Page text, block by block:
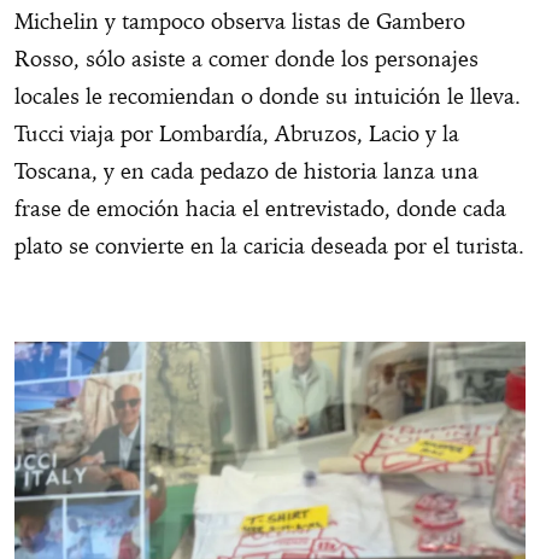
Michelin y tampoco observa listas de Gambero
Rosso, sólo asiste a comer donde los personajes
locales le recomiendan o donde su intuición le lleva.
Tucci viaja por Lombardía, Abruzos, Lacio y la
Toscana, y en cada pedazo de historia lanza una
frase de emoción hacia el entrevistado, donde cada
plato se convierte en la caricia deseada por el turista.